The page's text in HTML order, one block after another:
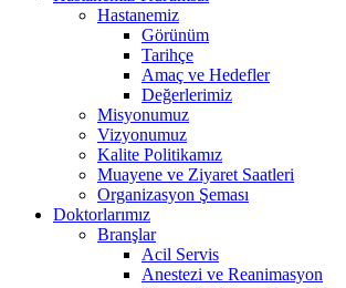
Hastanemiz
Görünüm
Tarihçe
Amaç ve Hedefler
Değerlerimiz
Misyonumuz
Vizyonumuz
Kalite Politikamız
Muayene ve Ziyaret Saatleri
Organizasyon Şeması
Doktorlarımız
Branşlar
Acil Servis
Anestezi ve Reanimasyon